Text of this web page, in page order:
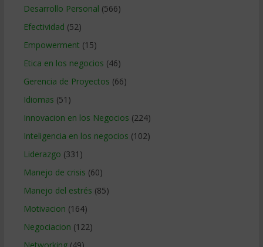
Desarrollo Personal (566)
Efectividad (52)
Empowerment (15)
Etica en los negocios (46)
Gerencia de Proyectos (66)
Idiomas (51)
Innovacion en los Negocios (224)
Inteligencia en los negocios (102)
Liderazgo (331)
Manejo de crisis (60)
Manejo del estrés (85)
Motivacion (164)
Negociacion (122)